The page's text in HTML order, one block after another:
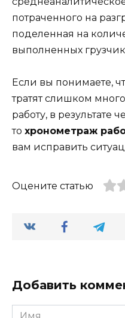
потраченного на
поделенная на
выполненных
Если вы понимаете,
тратят слишком
работу, в результате
то хронометраж
вам исправить
Оцените статью
Добавить
Имя